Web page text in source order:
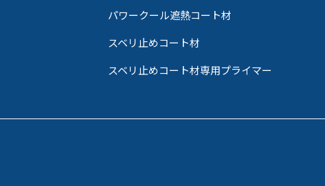
パワークール遮熱コート材
スベリ止めコート材
スベリ止めコート材専用プライマー